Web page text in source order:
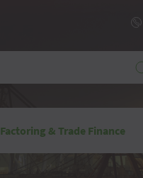
Factoring & Trade Finance